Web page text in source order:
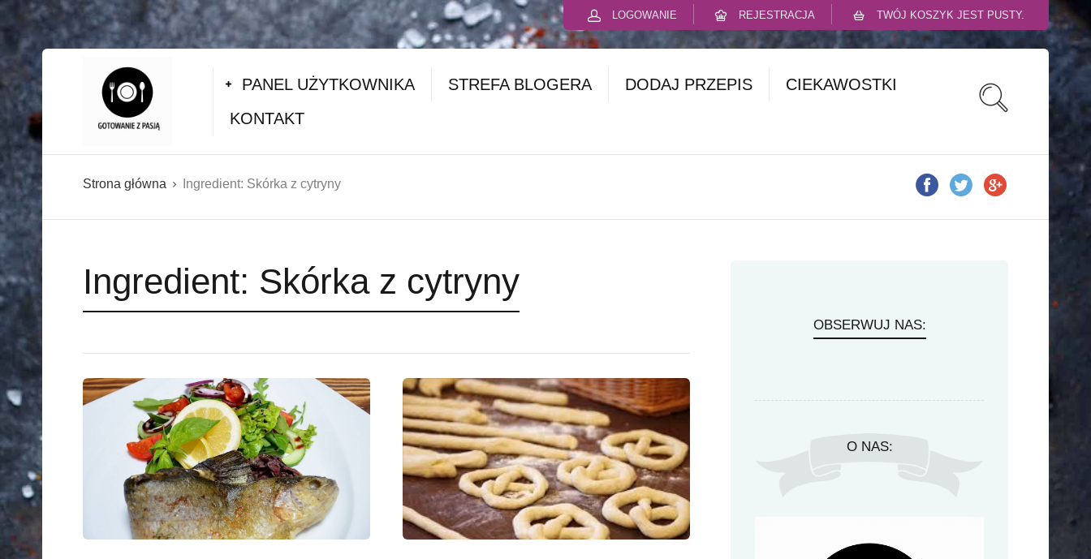
LOGOWANIE REJESTRACJA TWÓJ KOSZYK JEST PUSTY.
PANEL UŻYTKOWNIKA STREFA BLOGERA DODAJ PRZEPIS
CIEKAWOSTKI
KONTAKT
Strona główna Ingredient: Skórka z cytryny
Ingredient: Skórka z cytryny
OBSERWUJ NAS:
O NAS: